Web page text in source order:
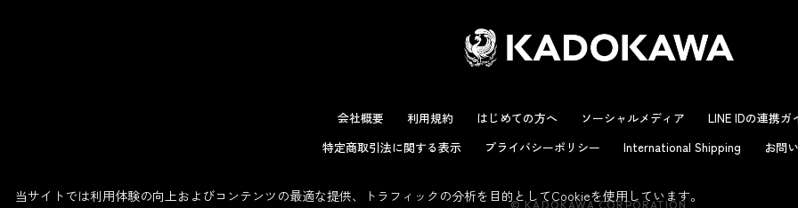
会社概要 利用規約 はじめての方へ ソーシャルメディア
LINE IDの連携ガ
特定商取引法に関する表示
プライバシーポリシー International Shipping お問
© KADOKAWA CORPORATION
当サイトでは利用体験の向上およびコンテンツの最適な提供、トラフィックの分析を目的としてCookieを使用しています。